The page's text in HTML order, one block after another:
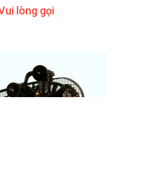
lòng gọi